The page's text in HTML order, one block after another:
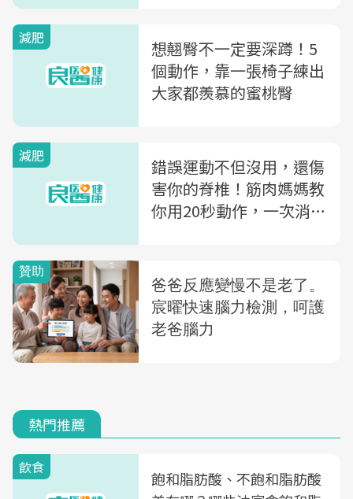
減肥
想翹臀不一定要深蹲！5
個動作，靠一張椅子練出
大家都羨慕的蜜桃臀
減肥
錯誤運動不但沒用，還傷
害你的脊椎！筋肉媽媽教
你用20秒動作，一次消滅
熱門推薦
飲食
飽和脂肪酸、不飽和脂肪酸